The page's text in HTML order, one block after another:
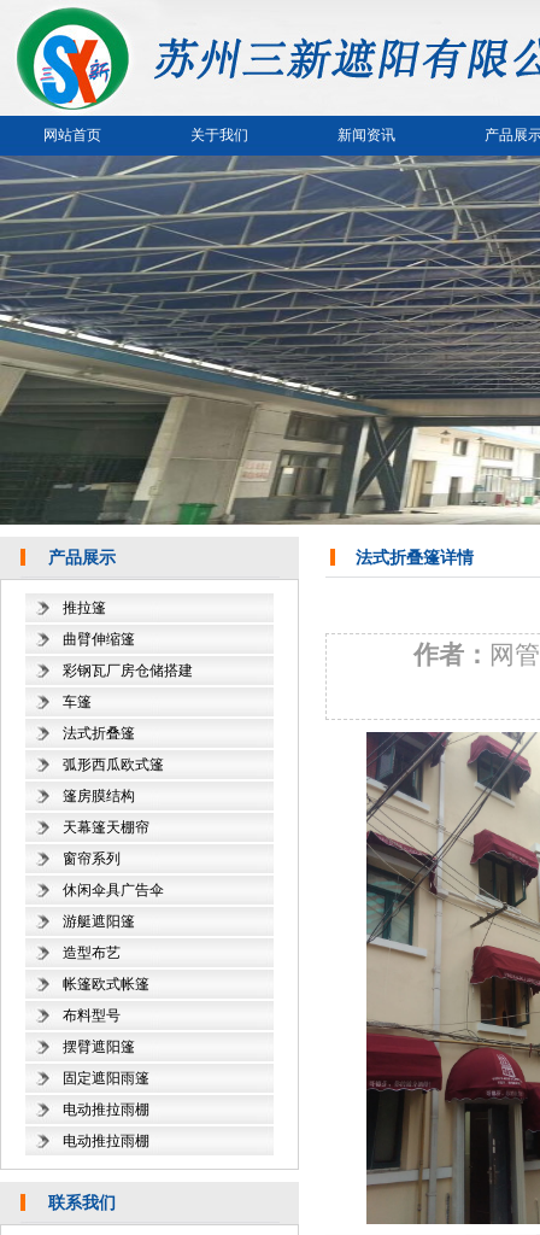
网站首页 关于我们 新闻资讯 产品展
产品展示
推拉篷
曲臂伸缩篷
彩钢瓦厂房仓储搭建
车篷
法式折叠篷
弧形西瓜欧式篷
篷房膜结构
天幕篷天棚帘
窗帘系列
休闲伞具广告伞
游艇遮阳篷
造型布艺
帐篷欧式帐篷
布料型号
摆臂遮阳篷
固定遮阳雨篷
电动推拉雨棚
电动推拉雨棚
联系我们
法式折叠篷详情
作者： 网